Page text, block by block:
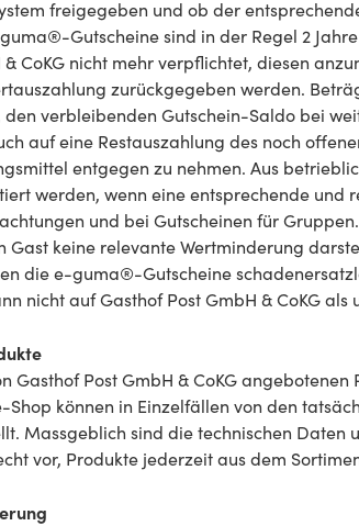
freigegeben und ob der
Gutscheine sind in der Regel 2
& CoKG nicht mehr verpflichtet, diesen
zurückgegeben werden.
den verbleibenden Gutschein-Saldo bei
auf eine Restauszahlung des noch
entgegen zu nehmen. Aus
werden, wenn eine entsprechende und
und bei Gutscheinen für
Gast keine relevante Wertminderung
die e-guma®-Gutscheine
nicht auf Gasthof Post GmbH & CoKG
Gasthof Post GmbH & CoKG
Shop können in Einzelfällen von den
Massgeblich sind die technischen Daten
vor, Produkte jederzeit aus dem